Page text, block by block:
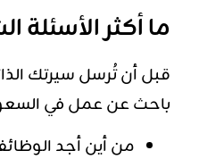
ما أكثر
قبل أن تُرسل سيرتك
باحث عن عمل في
من أين أجد